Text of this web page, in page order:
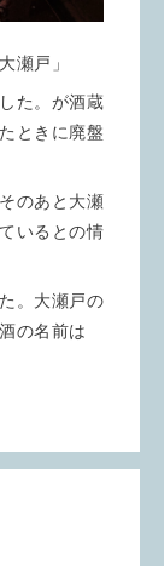
瀬戸」
た。が酒蔵
ときに廃盤
のあと大瀬
いるとの情
。大瀬戸の
の名前は